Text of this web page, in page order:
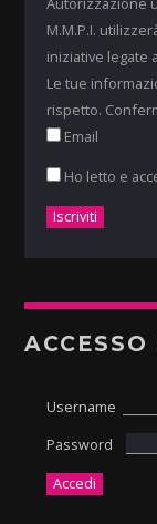
M.M.P.I.
iniziative legate
Le tue
rispetto.
Email
Ho letto e
ACCESSO
Username
Password